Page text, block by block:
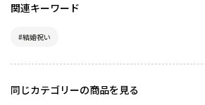
関連キーワード
#結婚祝い
同じカテゴリーの商品を見る